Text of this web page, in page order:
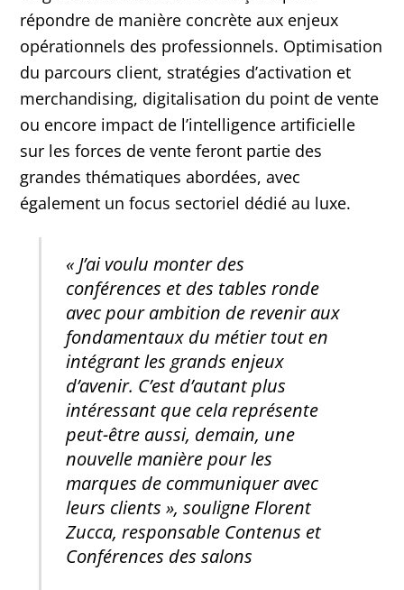
répondre de manière concrète aux enjeux
opérationnels des professionnels. Optimisation
du parcours client, stratégies d’activation et
merchandising, digitalisation du point de vente
ou encore impact de l’intelligence artificielle
sur les forces de vente feront partie des
grandes thématiques abordées, avec
également un focus sectoriel dédié au luxe.
« J’ai voulu monter des
conférences et des tables ronde
avec pour ambition de revenir aux
fondamentaux du métier tout en
intégrant les grands enjeux
d’avenir. C’est d’autant plus
intéressant que cela représente
peut-être aussi, demain, une
nouvelle manière pour les
marques de communiquer avec
leurs clients », souligne Florent
Zucca, responsable Contenus et
Conférences des salons